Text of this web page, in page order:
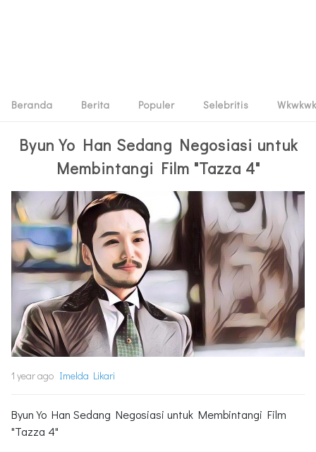
Beranda Berita Populer Selebritis Wkwkwk
Byun Yo Han Sedang Negosiasi untuk
Membintangi Film "Tazza 4"
1 year ago Imelda Likari
Byun Yo Han Sedang Negosiasi untuk Membintangi Film
"Tazza 4"